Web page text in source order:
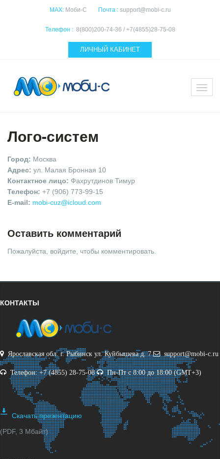
MAX: Моби-С Почта : support@mobi-c.ru
Телефон : 8(800)200-74-36 / +7(4855)28-75-08
ЛИЧНЫЙ КАБИНЕТ
Лого-систем
Город: Москва
Адрес: ул. Малая Бронная 10
Контактное лицо: Фахрутдинов Тимур
Телефон: +7 (906) 773-99-15
E-mail: mobi-cuz@icloud.com
Оставить комментарий
Пожалуйста, войдите, чтобы комментировать.
КОНТАКТЫ
Ярославская обл. г. Рыбинск ул. Куйбышева д. 7 support@mobi-c.ru
Телефон: +7 (4855) 28-75-08 Пн-Пт с 8:00 до 18:00 (GMT+3)
Скачать презентацию
(PDF, 3 Мбайт)